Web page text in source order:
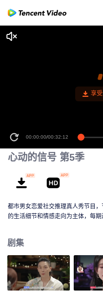
享
00:00:00/00:32:12
心动的信号 第5季
都市男女恋爱社交推理真人秀节目
的生活细节和情感走向为主体，每
剧集